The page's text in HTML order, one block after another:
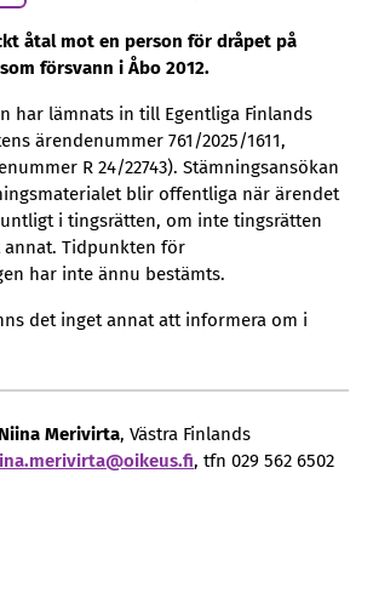
åtal mot en person för dråpet på
försvann i Åbo 2012.
har lämnats in till Egentliga Finlands
ärendenummer 761/2025/1611,
R 24/22743). Stämningsansökan
blir offentliga när ärendet
i tingsrätten, om inte tingsrätten
annat. Tidpunkten för
har inte ännu bestämts.
det inget annat att informera om i
Niina Merivirta, Västra Finlands
, tfn 029 562 6502